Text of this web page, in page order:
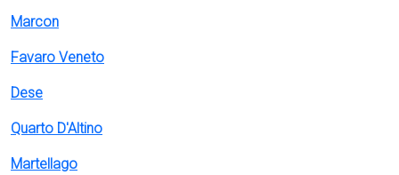
Marcon
Favaro Veneto
Dese
Quarto D'Altino
Martellago